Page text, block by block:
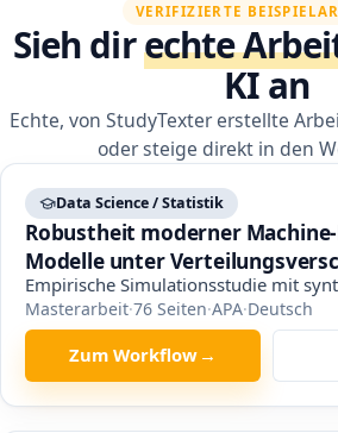
VERIFIZIERTE
Sieh direchte
KI an
Echte, von StudyTexter erstellte
oder steige direkt in den
Data Science / Statistik
Robustheit moderner
Modelle unter
Empirische Simulationsstudie mit
Masterarbeit·76 Seiten·APA·Deutsch
Zum Workflow →